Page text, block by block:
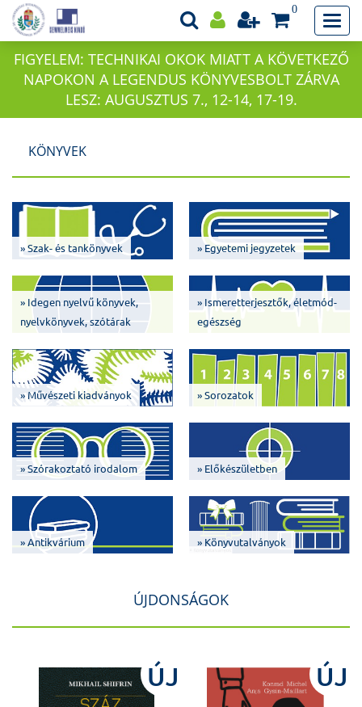
0
FIGYELEM: TECHNIKAI OKOK MIATT A KÖVETKEZŐ
NAPOKON A LEGENDUS KÖNYVESBOLT ZÁRVA
LESZ: AUGUSZTUS 7., 12-14, 17-19.
KÖNYVEK
» Szak- és tankönyvek » Egyetemi jegyzetek
» Idegen nyelvű könyvek,
nyelvkönyvek, szótárak
» Ismeretterjesztők, életmód-
egészség
» Művészeti kiadványok » Sorozatok
» Szórakoztató irodalom » Előkészületben
» Antikvárium » Könyvutalványok
ÚJDONSÁGOK
ÚJ ÚJ